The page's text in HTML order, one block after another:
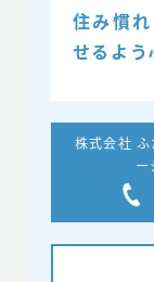
住み慣
せるよう
株式会社 ふ
ー